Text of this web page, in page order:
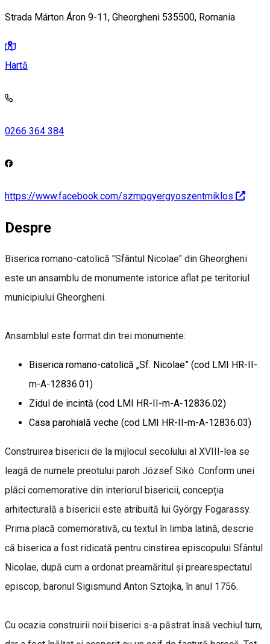
Strada Márton Áron 9-11, Gheorgheni 535500, Romania
Hartă
0266 364 384
https://www.facebook.com/szmpgyergyoszentmiklos
Despre
Biserica romano-catolică "Sfântul Nicolae" din Gheorgheni
este un ansamblu de monumente istorice aflat pe teritoriul
municipiului Gheorgheni.
Ansamblul este format din trei monumente:
Biserica romano-catolică „Sf. Nicolae” (cod LMI HR-II-
m-A-12836.01)
Zidul de incintă (cod LMI HR-II-m-A-12836.02)
Casa parohială veche (cod LMI HR-II-m-A-12836.03)
Construirea bisericii de la mijlocul secolului al XVIII-lea se
leagă de numele preotului paroh József Sikó. Conform unei
plăci comemorative din interiorul bisericii, concepția
arhitecturală a bisericii este atribuită lui György Fogarassy.
Prima placă comemorativă, cu textul în limba latină, descrie
că biserica a fost ridicată pentru cinstirea episcopului Sfântul
Nicolae, după cum a ordonat preamăritul și prearespectatul
episcop, baronul Sigismund Anton Sztojka, în anul 1756.
Cu ocazia construirii noii biserici s-a păstrat însă vechiul turn,